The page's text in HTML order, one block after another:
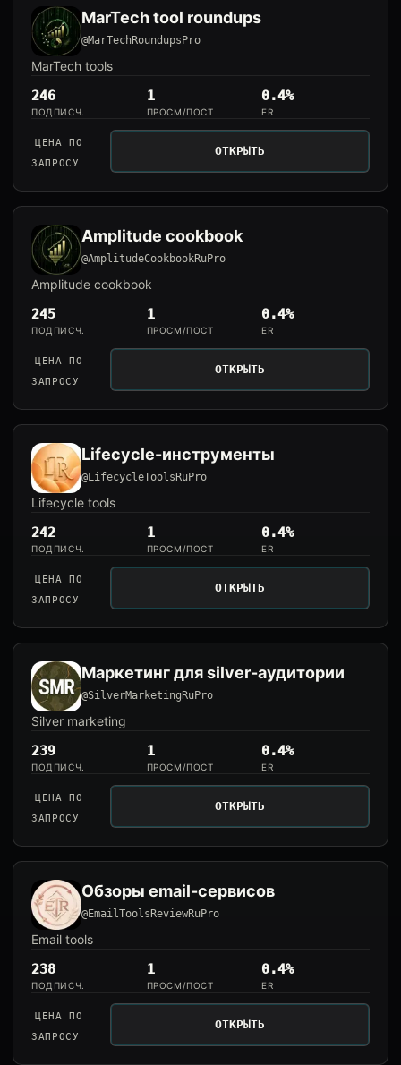
MarTech tool roundups
@MarTechRoundupsPro
MarTech tools
246
ПОДПИСЧ.
1
ПРОСМ/ПОСТ
0.4%
ER
ЦЕНА ПО
ЗАПРОСУ
ОТКРЫТЬ
Amplitude cookbook
@AmplitudeCookbookRuPro
Amplitude cookbook
245
ПОДПИСЧ.
1
ПРОСМ/ПОСТ
0.4%
ER
ЦЕНА ПО
ЗАПРОСУ
ОТКРЫТЬ
Lifecycle-инструменты
@LifecycleToolsRuPro
Lifecycle tools
242
ПОДПИСЧ.
1
ПРОСМ/ПОСТ
0.4%
ER
ЦЕНА ПО
ЗАПРОСУ
ОТКРЫТЬ
Маркетинг для silver-аудитории
@SilverMarketingRuPro
Silver marketing
239
ПОДПИСЧ.
1
ПРОСМ/ПОСТ
0.4%
ER
ЦЕНА ПО
ЗАПРОСУ
ОТКРЫТЬ
Обзоры email-сервисов
@EmailToolsReviewRuPro
Email tools
238
ПОДПИСЧ.
1
ПРОСМ/ПОСТ
0.4%
ER
ЦЕНА ПО
ЗАПРОСУ
ОТКРЫТЬ